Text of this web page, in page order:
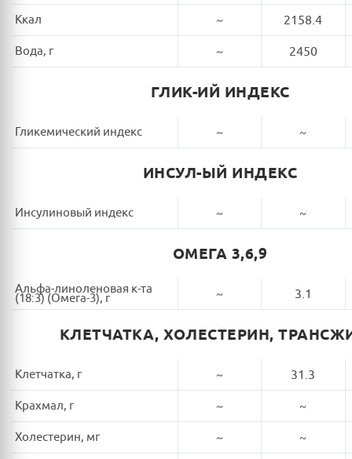
Ккал ~ 2158.4
Вода, г ~ 2450
ГЛИК-ИЙ ИНДЕКС
Гликемический индекс ~ ~
ИНСУЛ-ЫЙ ИНДЕКС
Инсулиновый индекс ~ ~
ОМЕГА 3,6,9
Альфа-линоленовая к-та
(18:3) (Омега-3), г ~ 3.1
КЛЕТЧАТКА, ХОЛЕСТЕРИН,
Клетчатка, г ~ 31.3
Крахмал, г ~ ~
Холестерин, мг ~ ~